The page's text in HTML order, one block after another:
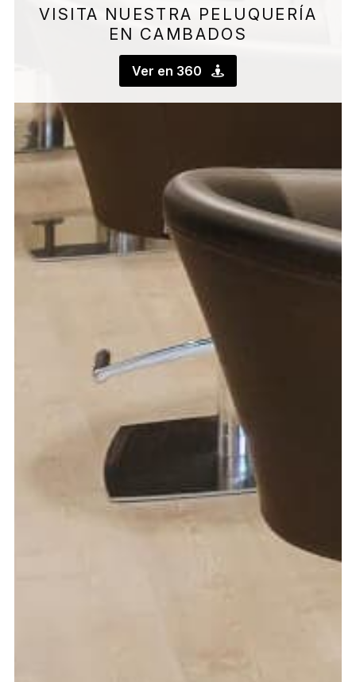
VISITA NUESTRA PELUQUERÍA
EN CAMBADOS
Ver en 360